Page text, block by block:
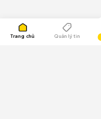
Trang chủ Quản lý tin